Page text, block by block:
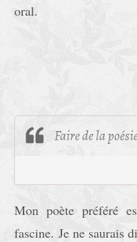
oral.
Faire de la
Mon poète préféré
fascine. Je ne saurais